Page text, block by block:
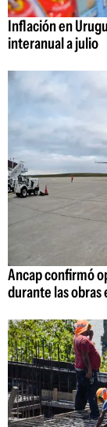
Inflación en
interanual a julio
Ancap confirmó
durante las obras